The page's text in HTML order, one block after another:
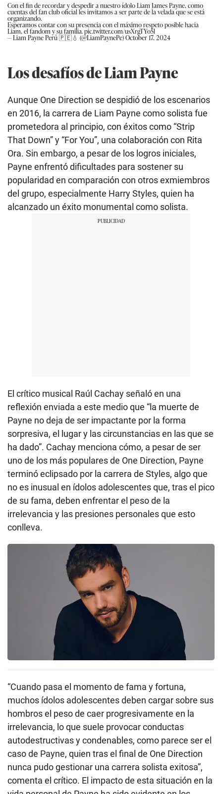
Con el fin de recordar y despedir a nuestro ídolo Liam James Payne, como
cuentas del fan club oficial les invitamos a ser parte de la velada que se está
organizando.
Esperamos contar con su presencia con el máximo respeto posible hacia
Liam, el fandom y su familia.pic.twitter.com/usXrgTYo5l
— Liam Payne Perú 🇵🇪💧 (@LiamPaynePe)October 17, 2024
Los desafíos de Liam Payne
Aunque One Direction se despidió de los escenarios
en 2016, la carrera de Liam Payne como solista fue
prometedora al principio, con éxitos como “Strip
That Down” y “For You”, una colaboración con Rita
Ora. Sin embargo, a pesar de los logros iniciales,
Payne enfrentó dificultades para sostener su
popularidad en comparación con otros exmiembros
del grupo, especialmente Harry Styles, quien ha
alcanzado un éxito monumental como solista.
El crítico musical Raúl Cachay señaló en una
reflexión enviada a este medio que “la muerte de
Payne no deja de ser impactante por la forma
sorpresiva, el lugar y las circunstancias en las que se
ha dado”. Cachay menciona cómo, a pesar de ser
uno de los más populares de One Direction, Payne
terminó eclipsado por la carrera de Styles, algo que
no es inusual en ídolos adolescentes que, tras el pico
de su fama, deben enfrentar el peso de la
irrelevancia y las presiones personales que esto
conlleva.
“Cuando pasa el momento de fama y fortuna,
muchos ídolos adolescentes deben cargar sobre sus
hombros el peso de caer progresivamente en la
irrelevancia, lo que suele provocar conductas
autodestructivas y condenables, como parece ser el
caso de Payne, quien tras el final de One Direction
nunca pudo gestionar una carrera solista exitosa”,
comenta el crítico. El impacto de esta situación en la